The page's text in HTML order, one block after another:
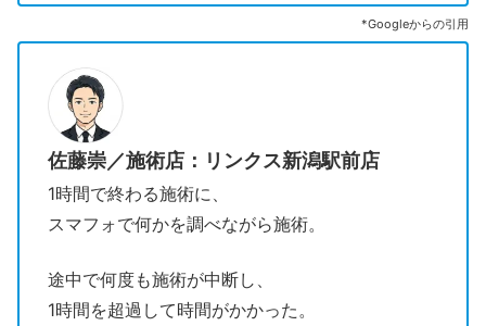
*Googleからの引用
佐藤崇／施術店：リンクス新潟駅前店
1時間で終わる施術に、
スマフォで何かを調べながら施術。
途中で何度も施術が中断し、
1時間を超過して時間がかかった。